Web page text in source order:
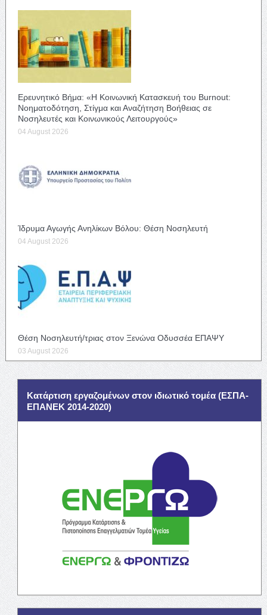
Ερευνητικό Βήμα: «Η Κοινωνική Κατασκευή του Burnout:
Νοηματοδότηση, Στίγμα και Αναζήτηση Βοήθειας σε
Νοσηλευτές και Κοινωνικούς Λειτουργούς»
04 August 2026
Ίδρυμα Αγωγής Ανηλίκων Βόλου: Θέση Νοσηλευτή
04 August 2026
Θέση Νοσηλευτή/τριας στον Ξενώνα Οδυσσέα ΕΠΑΨΥ
03 August 2026
Κατάρτιση εργαζομένων στον ιδιωτικό τομέα (ΕΣΠΑ-
ΕΠΑΝΕΚ 2014-2020)